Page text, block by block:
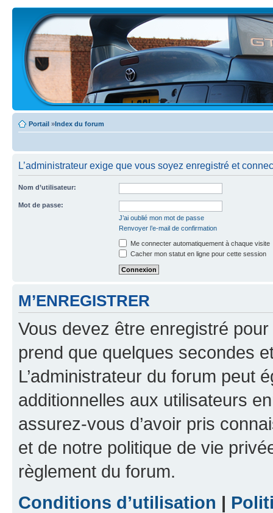
Portail »Index du forum
L’administrateur exige que vous soyez enregistré et
Nom d’utilisateur:
Mot de passe:
J’ai oublié mon mot de passe
Renvoyer l’e-mail de confirmation
Me connecter automatiquement à chaque visite
Cacher mon statut en ligne pour cette session
M’ENREGISTRER
Vous devez être enregistré
prend que quelques secondes
L’administrateur du forum peut
additionnelles aux utilisateurs
assurez-vous d’avoir pris
et de notre politique de vie
règlement du forum.
Conditions d’utilisation |